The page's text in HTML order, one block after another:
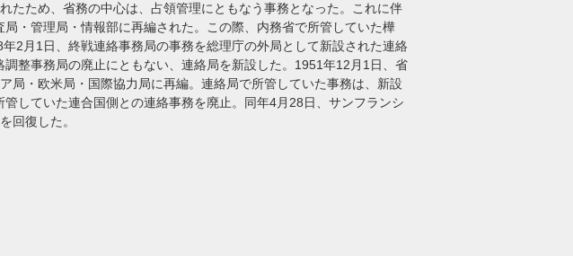
たため、省務の中心は、占領管理にともなう事務となった。これに伴
・管理局・情報部に再編された。この際、内務省で所管していた樺
2月1日、終戦連絡事務局の事務を総理庁の外局として新設された連絡
整事務局の廃止にともない、連絡局を新設した。1951年12月1日、省
局・欧米局・国際協力局に再編。連絡局で所管していた事務は、新設
していた連合国側との連絡事務を廃止。同年4月28日、サンフランシ
回復した。